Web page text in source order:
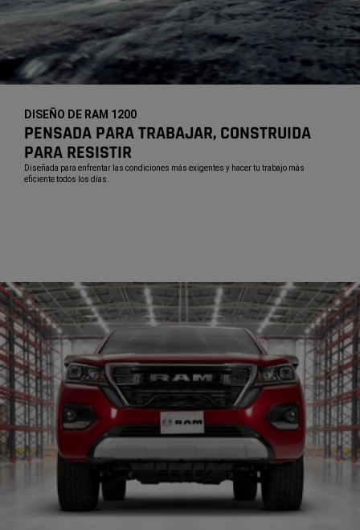
DISEÑO DE RAM 1200
,PENSADA PARA TRABAJAR, CONSTRUIDA
PARA RESISTIR
,Diseñada para enfrentar las condiciones más exigentes y hacer tu trabajo más
eficiente todos los días.